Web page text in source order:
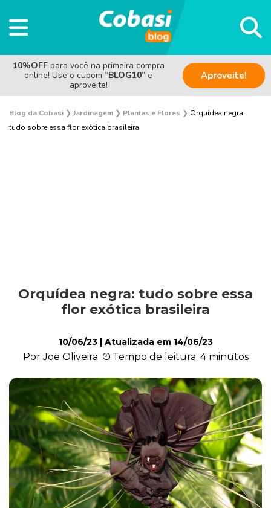
10%OFF para você na primeira compra
online! Use o cupom “BLOG10” e
aproveite!
Aproveite!
Blog da Cobasi ❯ Jardinagem ❯ Plantas e Flores ❯ Orquídea negra:
tudo sobre essa flor exótica brasileira
Cultivo e Manutenção
Cachorro
Gato
Outros Pets
Casa & Piscina
Orquídea negra: tudo sobre essa
flor exótica brasileira
10/06/23| Atualizada em 14/06/23
Por Joe Oliveira Tempo de leitura: 4 minutos